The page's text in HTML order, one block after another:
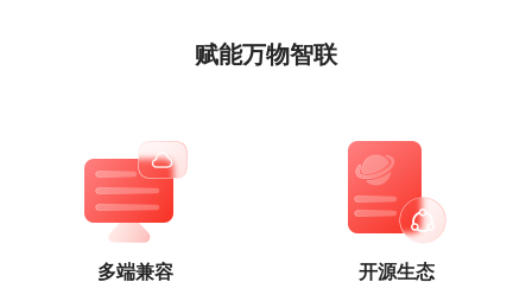
赋能万物智联
多端兼容 开源生态